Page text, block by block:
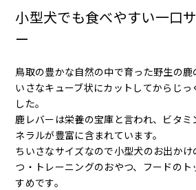
小型犬でも食べやすい一口
ー
鳥取の豊かな自然の中で育った野生の
いさなキューブ状にカットしてからじっ
した。
鹿レバーは栄養の宝庫と言われ、ビタミ
ネラルが豊富に含まれています。
ちいさなサイズなので小型犬のお出か
つ・トレーニングのおやつ、フードのト
すめです。